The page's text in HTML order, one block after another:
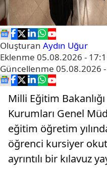
Oluşturan Aydın Uğur
Eklenme 05.08.2026 -
Güncellenme 05.08.2026
Milli Eğitim
Kurumları Genel
eğitim öğretim
öğrenci kursiyer
ayrıntılı bir kılavuz